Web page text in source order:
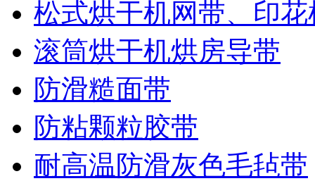
松式烘干机网带、印
滚筒烘干机烘房导带
防滑糙面带
防粘颗粒胶带
耐高温防滑灰色毛毡带